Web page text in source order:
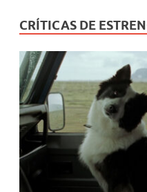
CRÍTICAS DE